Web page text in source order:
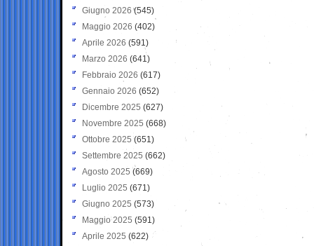
Giugno 2026 (545)
Maggio 2026 (402)
Aprile 2026 (591)
Marzo 2026 (641)
Febbraio 2026 (617)
Gennaio 2026 (652)
Dicembre 2025 (627)
Novembre 2025 (668)
Ottobre 2025 (651)
Settembre 2025 (662)
Agosto 2025 (669)
Luglio 2025 (671)
Giugno 2025 (573)
Maggio 2025 (591)
Aprile 2025 (622)